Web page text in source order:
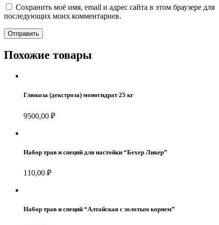
Сохранить моё имя, email и адрес сайта в этом браузере для
последующих моих комментариев.
Похожие товары
Глюкоза (декстроза) моногидрат 25 кг
9500,00 ₽
Набор трав и специй для настойки “Бехер Ликер”
110,00 ₽
Набор трав и специй “Алтайская с золотым корнем”